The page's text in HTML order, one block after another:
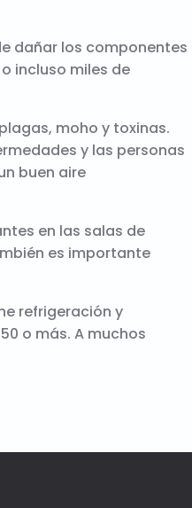
dañar los componentes
incluso miles de
moho y toxinas.
y las personas
buen aire
en las salas de
es importante
refrigeración y
o más. A muchos